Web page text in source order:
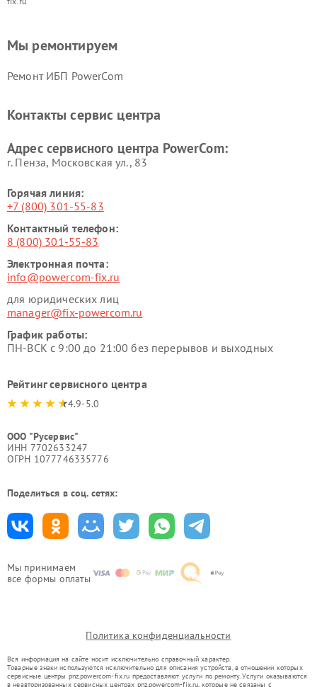
Мы принимаем
все формы оплаты
Мы ремонтируем
Ремонт ИБП PowerCom
Контакты сервис центра
Адрес сервисного центра PowerCom:
г. Пенза, Московская ул., 83
Горячая линия:
+7 (800) 301-55-83
Контактный телефон:
8 (800) 301-55-83
Электронная почта:
info@powercom-fix.ru
для юридических лиц
manager@fix-powercom.ru
График работы:
ПН-ВСК с 9:00 до 21:00 без перерывов и выходных
Рейтинг сервисного центра
4.9-5.0
ООО "Русервис"
ИНН 7702633247
ОГРН 1077746335776
Поделиться в соц. сетях:
Политика конфиденциальности
Вся информация на сайте носит исключительно справочный характер.
Товарные знаки используются исключительно для описания устройств, в отношении которых
сервисные центры pnz.powercom-fix.ru предоставляют услуги по ремонту. Услуги оказываются
в неавторизованных сервисных центрах pnz.powercom-fix.ru, которые не связаны с